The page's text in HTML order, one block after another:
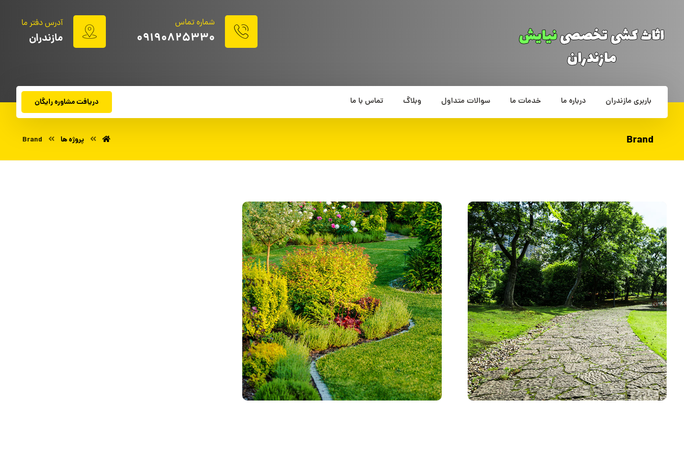
آدرس دفتر ما
مازندران
شماره تماس
09190825330
باربری مازندران درباره ما خدمات ما سوالات متداول وبلاگ تماس با ما دریافت مشاوره رایگان
Brand پروژه ها Brand